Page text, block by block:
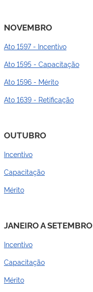
NOVEMBRO
Ato 1597 - Incentivo
Ato 1595 - Capacitação
Ato 1596 - Mérito
Ato 1639 - Retificação
OUTUBRO
Incentivo
Capacitação
Mérito
JANEIRO A SETEMBRO
Incentivo
Capacitação
Mérito